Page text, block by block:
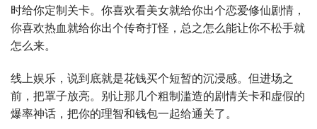
时给你定制关卡。你喜欢看美女就给你出个恋爱修仙剧情，
你喜欢热血就给你出个传奇打怪，总之怎么能让你不松手就
怎么来。
线上娱乐，说到底就是花钱买个短暂的沉浸感。但进场之
前，把罩子放亮。别让那几个粗制滥造的剧情关卡和虚假的
爆率神话，把你的理智和钱包一起给通关了。